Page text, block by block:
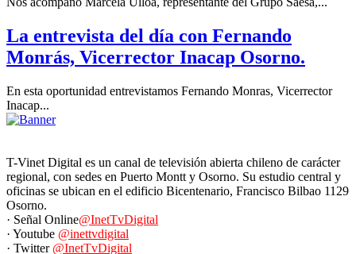
La entrevista del día con Fernando
Monrás, Vicerrector Inacap Osorno.
En esta oportunidad entrevistamos Fernando Monras, Vicerrector
Inacap...
T-Vinet Digital es un canal de televisión abierta chileno de carácter
regional, con sedes en Puerto Montt y Osorno. Su estudio central y
oficinas se ubican en el edificio Bicentenario, Francisco Bilbao 1129
Osorno.
· Señal Online@InetTvDigital
· Youtube @inettvdigital
· Twitter @InetTvDigital